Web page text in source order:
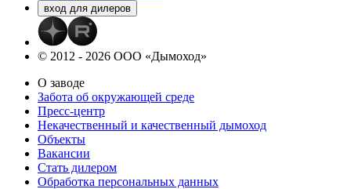
© 2012 - 2026 ООО «Дымоход»
О заводе
Забота об окружающей среде
Пресс-центр
Некачественный и качественный дымоход
Объекты
Вакансии
Стать дилером
Обработка персональных данных